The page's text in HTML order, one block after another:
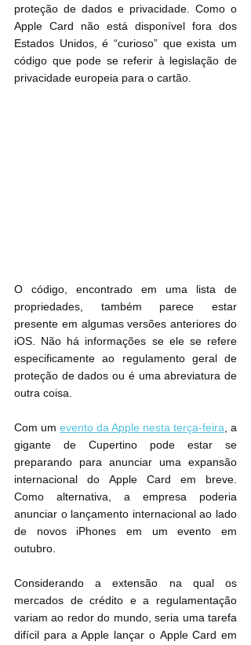
proteção de dados e privacidade. Como o
‌Apple Card‌ não está disponível fora dos
Estados Unidos, é “curioso” que exista um
código que pode se referir à legislação de
O código, encontrado em uma lista de
propriedades, também parece estar
presente em algumas versões anteriores do
iOS. Não há informações se ele se refere
especificamente ao regulamento geral de
proteção de dados ou é uma abreviatura de
outra coisa.
Com um evento da Apple nesta terça-feira, a
gigante de Cupertino pode estar se
preparando para anunciar uma expansão
internacional do ‌Apple Card‌ em breve.
Como alternativa, a empresa poderia
anunciar o lançamento internacional ao lado
de novos iPhones em um evento em
outubro.
Considerando a extensão na qual os
mercados de crédito e a regulamentação
variam ao redor do mundo, seria uma tarefa
difícil para a Apple lançar o ‌Apple Card‌ em